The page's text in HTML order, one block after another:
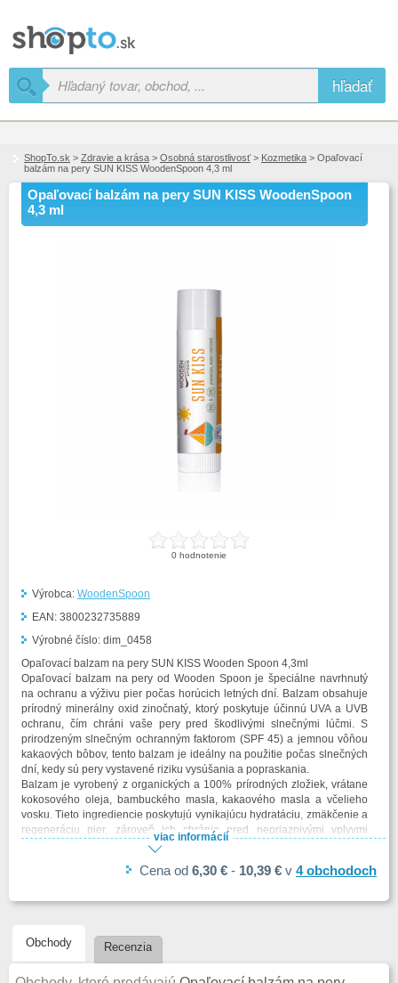
hľadať
ShopTo.sk > Zdravie a krása > Osobná starostlivosť> Kozmetika > Opaľovací
balzám na pery SUN KISS WoodenSpoon 4,3 ml
Opaľovací balzám na pery SUN KISS WoodenSpoon
4,3 ml
0 hodnotenie
Výrobca: WoodenSpoon
EAN: 3800232735889
Výrobné číslo: dim_0458
Opaľovací balzam na pery SUN KISS Wooden Spoon 4,3ml
Opaľovací balzam na pery od Wooden Spoon je špeciálne navrhnutý
na ochranu a výživu pier počas horúcich letných dní. Balzam obsahuje
prírodný minerálny oxid zinočnatý, ktorý poskytuje účinnú UVA a UVB
ochranu, čím chráni vaše pery pred škodlivými slnečnými lúčmi. S
prirodzeným slnečným ochranným faktorom (SPF 45) a jemnou vôňou
kakaových bôbov, tento balzam je ideálny na použitie počas slnečných
dní, kedy sú pery vystavené riziku vysúšania a popraskania.
Balzam je vyrobený z organických a 100% prírodných zložiek, vrátane
kokosového oleja, bambuckého masla, kakaového masla a včelieho
vosku. Tieto ingrediencie poskytujú vynikajúcu hydratáciu, zmäkčenie a
regeneráciu pier, zároveň ich chránia pred nepriaznivými vplyvmi
prostredia. Non-nano oxid zinočnatý zabezpečuje, že produkt je šetrný
spôsobiť aj popáleniny na perách. Tie sú často bolestivé a môžu viesť k
ich vysušeniu a praskaniu.
Vysoké teploty a nízka vlhkosť: Kombinácia horúceho počasia a nízkej
viac informácií
Cena od 6,30 € - 10,39 € v 4obchodoch
Obchody Recenzia